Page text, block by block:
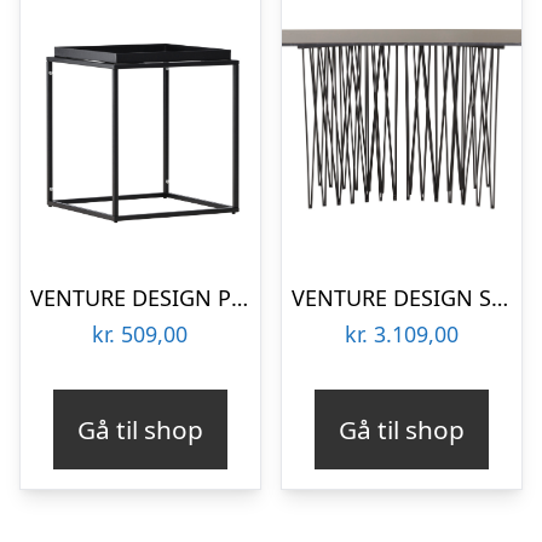
VENTURE DESIGN Porto Alegre sidebord, kvadratisk – sort stål (45×45)
kr. 509,00
Gå til shop
VENTURE DESIGN Stone high sidebord, rektangulær – sort kunstig sten og sort metal (130×37)
kr. 3.109,00
Gå til shop